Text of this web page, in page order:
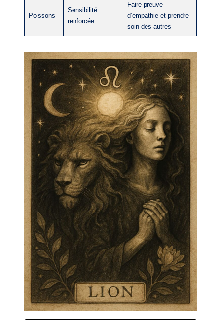
Poissons
Sensibilité
renforcée
Faire preuve
d’empathie et prendre
soin des autres